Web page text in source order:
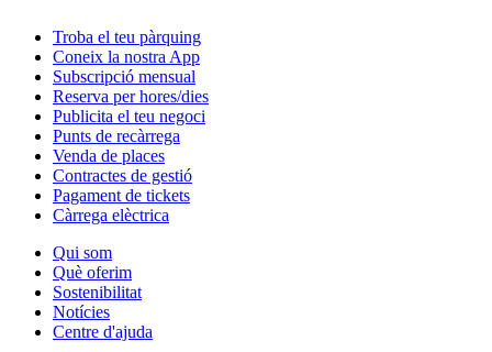
Troba el teu pàrquing
Coneix la nostra App
Subscripció mensual
Reserva per hores/dies
Publicita el teu negoci
Punts de recàrrega
Venda de places
Contractes de gestió
Pagament de tickets
Càrrega elèctrica
Qui som
Què oferim
Sostenibilitat
Notícies
Centre d'ajuda